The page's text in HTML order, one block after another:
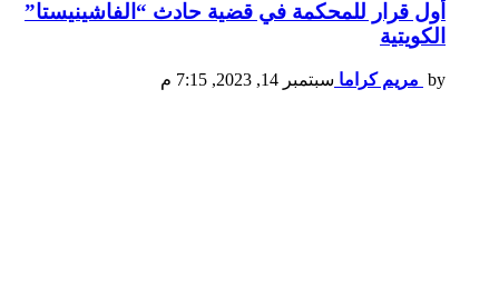
أول قرار للمحكمة في قضية حادث “الفاشينيستا”
الكويتية
by مريم كراما سبتمبر 14, 2023, 7:15 م